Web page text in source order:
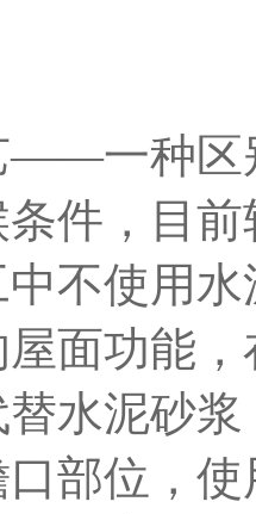
——一种区
件，目
不使用
面功能
水泥砂
部位，